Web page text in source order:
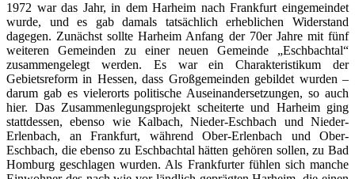
1972 war das Jahr, in dem Harheim nach Frankfurt eingemeindet
wurde, und es gab damals tatsächlich erheblichen Widerstand
dagegen. Zunächst sollte Harheim Anfang der 70er Jahre mit fünf
weiteren Gemeinden zu einer neuen Gemeinde „Eschbachtal“
zusammengelegt werden. Es war ein Charakteristikum der
Gebietsreform in Hessen, dass Großgemeinden gebildet wurden –
darum gab es vielerorts politische Auseinandersetzungen, so auch
hier. Das Zusammenlegungsprojekt scheiterte und Harheim ging
stattdessen, ebenso wie Kalbach, Nieder-Eschbach und Nieder-
Erlenbach, an Frankfurt, während Ober-Erlenbach und Ober-
Eschbach, die ebenso zu Eschbachtal hätten gehören sollen, zu Bad
Homburg geschlagen wurden. Als Frankfurter fühlen sich manche